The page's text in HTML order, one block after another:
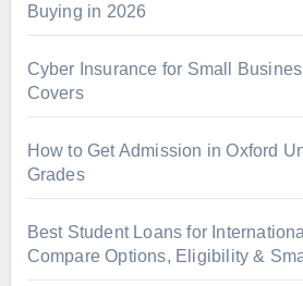
Buying in 2026
Cyber Insurance for Small
Covers
How to Get Admission in Oxford
Grades
Best Student Loans for
Compare Options, Eligibility &